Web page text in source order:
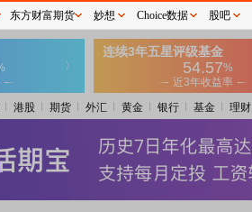
港股 期货 外汇 黄金 银行 基金 理财
东方财富期货 妙想 Choice数据 股吧